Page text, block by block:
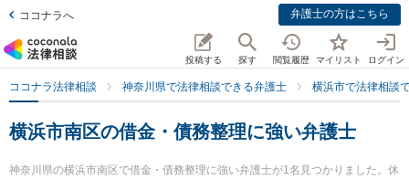
ココナラへ 弁護士の方はこちら
投稿する 探す 閲覧履歴 マイリスト ログイン
ココナラ法律相談 神奈川県で法律相談できる弁護士 横浜市で法律相談
横浜市南区の借金・債務整理に強い弁護士
神奈川県の横浜市南区で借金・債務整理に強い弁護士が1名見つかりました。休